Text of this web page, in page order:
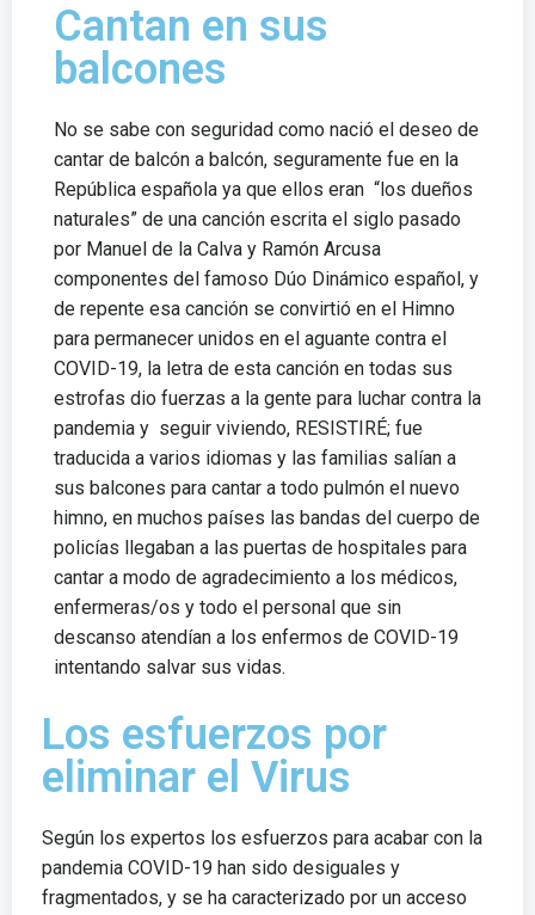
Cantan en sus
balcones
No se sabe con seguridad como nació el deseo de
cantar de balcón a balcón, seguramente fue en la
República española ya que ellos eran “los dueños
naturales” de una canción escrita el siglo pasado
por Manuel de la Calva y Ramón Arcusa
componentes del famoso Dúo Dinámico español, y
de repente esa canción se convirtió en el Himno
para permanecer unidos en el aguante contra el
COVID-19, la letra de esta canción en todas sus
estrofas dio fuerzas a la gente para luchar contra la
pandemia y seguir viviendo, RESISTIRÉ; fue
traducida a varios idiomas y las familias salían a
sus balcones para cantar a todo pulmón el nuevo
himno, en muchos países las bandas del cuerpo de
policías llegaban a las puertas de hospitales para
cantar a modo de agradecimiento a los médicos,
enfermeras/os y todo el personal que sin
descanso atendían a los enfermos de COVID-19
intentando salvar sus vidas.
Los esfuerzos por
eliminar el Virus
Según los expertos los esfuerzos para acabar con la
pandemia COVID-19 han sido desiguales y
fragmentados, y se ha caracterizado por un acceso